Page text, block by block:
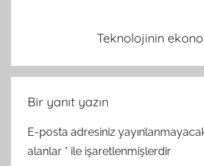
Teknolojinin
Bir yanıt yazın
E-posta adresiniz
alanlar * ile işaretlenmişlerdir